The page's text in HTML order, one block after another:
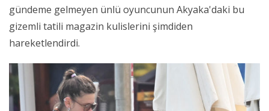
gündeme gelmeyen ünlü oyuncunun Akyaka'daki bu
gizemli tatili magazin kulislerini şimdiden
hareketlendirdi.